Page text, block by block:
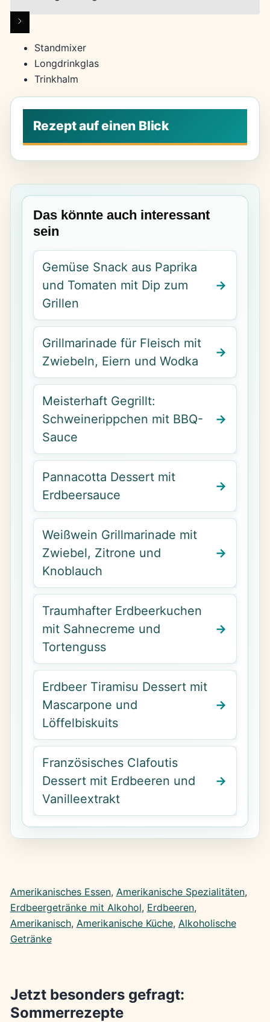
Standmixer
Longdrinkglas
Trinkhalm
Das könnte auch interessant
sein
Gemüse Snack aus Paprika
und Tomaten mit Dip zum
Grillen
Grillmarinade für Fleisch mit
Zwiebeln, Eiern und Wodka
Meisterhaft Gegrillt:
Schweinerippchen mit BBQ-
Sauce
Pannacotta Dessert mit
Erdbeersauce
Weißwein Grillmarinade mit
Zwiebel, Zitrone und
Knoblauch
Traumhafter Erdbeerkuchen
mit Sahnecreme und
Tortenguss
Erdbeer Tiramisu Dessert mit
Mascarpone und
Löffelbiskuits
Französisches Clafoutis
Dessert mit Erdbeeren und
Vanilleextrakt
Amerikanisches Essen, Amerikanische Spezialitäten
Erdbeergetränke mit Alkohol, Erdbeeren
Amerikanisch, Amerikanische Küche, Alkoholische
Getränke
Jetzt besonders gefragt:
Sommerrezepte